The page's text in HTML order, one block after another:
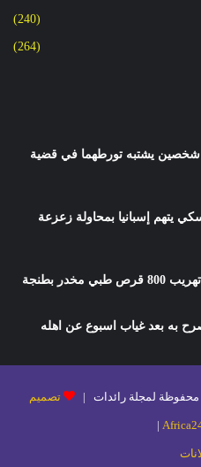
(240)
(264)
شخصين يشتبه تورطهما في قضية
يتهم إسبانيا بمحاولة زعزعة
بطنجة
صرح به بعد غياب اسبوع عن اهله
تصميم
|